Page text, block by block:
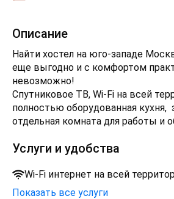
Описание
Найти хостел на юго-западе
еще выгодно и с комфортом
невозможно!
Спутниковое ТВ, Wi-Fi на всей
полностью оборудованная кухня,
отдельная комната для работы и
Услуги и удобства
Wi-Fi интернет на всей
Показать все услуги